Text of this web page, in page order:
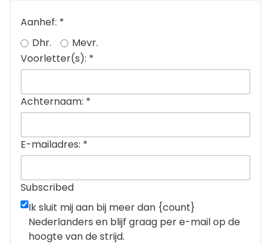
Aanhef: *
Dhr.
Mevr.
Voorletter(s): *
Achternaam: *
E-mailadres: *
Subscribed
Ik sluit mij aan bij meer dan {count}
Nederlanders en blijf graag per e-mail op de
hoogte van de strijd.